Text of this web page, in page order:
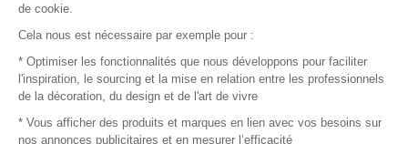
© 2016 –Organisation SAFI
Recrutement
de cookie.
Cela nous est nécessaire par exemple pour :
* Optimiser les fonctionnalités que nous développons pour faciliter
l'inspiration, le sourcing et la mise en relation entre les professionnels
de la décoration, du design et de l'art de vivre
* Vous afficher des produits et marques en lien avec vos besoins sur
nos annonces publicitaires et en mesurer l’efficacité